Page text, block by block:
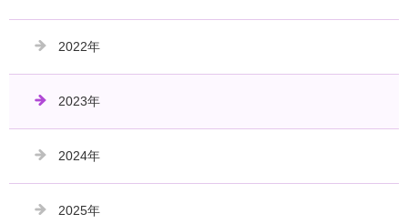
2022年
2023年
2024年
2025年